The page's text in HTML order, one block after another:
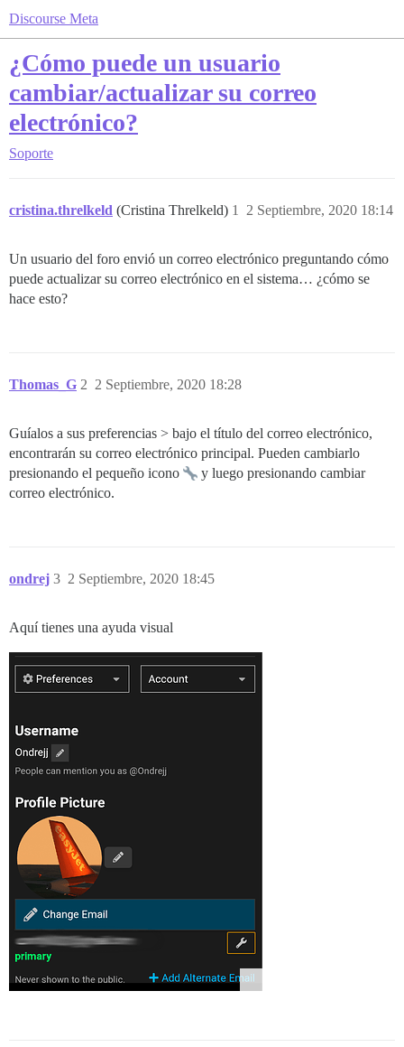
Discourse Meta
¿Cómo puede un usuario
cambiar/actualizar su correo
electrónico?
Soporte
cristina.threlkeld (Cristina Threlkeld) 2 Septiembre, 2020 18:14
1
Un usuario del foro envió un correo electrónico preguntando cómo
puede actualizar su correo electrónico en el sistema… ¿cómo se
hace esto?
Thomas_G 2 Septiembre, 2020 18:28
2
Guíalos a sus preferencias > bajo el título del correo electrónico,
encontrarán su correo electrónico principal. Pueden cambiarlo
presionando el pequeño icono
y luego presionando cambiar
correo electrónico.
ondrej 2 Septiembre, 2020 18:45
3
Aquí tienes una ayuda visual